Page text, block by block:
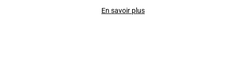
En savoir plus